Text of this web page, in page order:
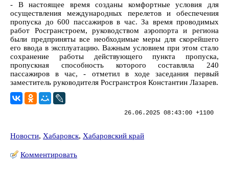
- В настоящее время созданы комфортные условия для
осуществления международных перелетов и обеспечения
пропуска до 600 пассажиров в час. За время проводимых
работ Росгранстроем, руководством аэропорта и региона
были предприняты все необходимые меры для скорейшего
его ввода в эксплуатацию. Важным условием при этом стало
сохранение работы действующего пункта пропуска,
пропускная способность которого составляла 240
пассажиров в час, - отметил в ходе заседания первый
заместитель руководителя Росгранстроя Константин Лазарев.
26.06.2025 08:43:00 +1100
Новости, Хабаровск, Хабаровский край
Комментировать